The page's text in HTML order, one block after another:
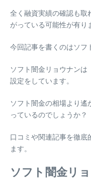
全く融資実績の確認も取
がっている可能性が有り
今回記事を書くのはソフ
ソフト闇金リョウナンは
設定をしています。
ソフト闇金の相場より
っているのでしょうか？
口コミや関連記事を徹底
ます。
ソフト闇金リ